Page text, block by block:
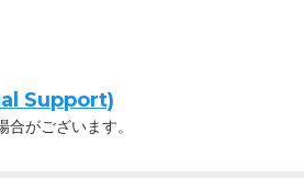
Support)
がございます。